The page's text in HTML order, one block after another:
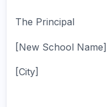
The Principal
[New School Name]
[City]